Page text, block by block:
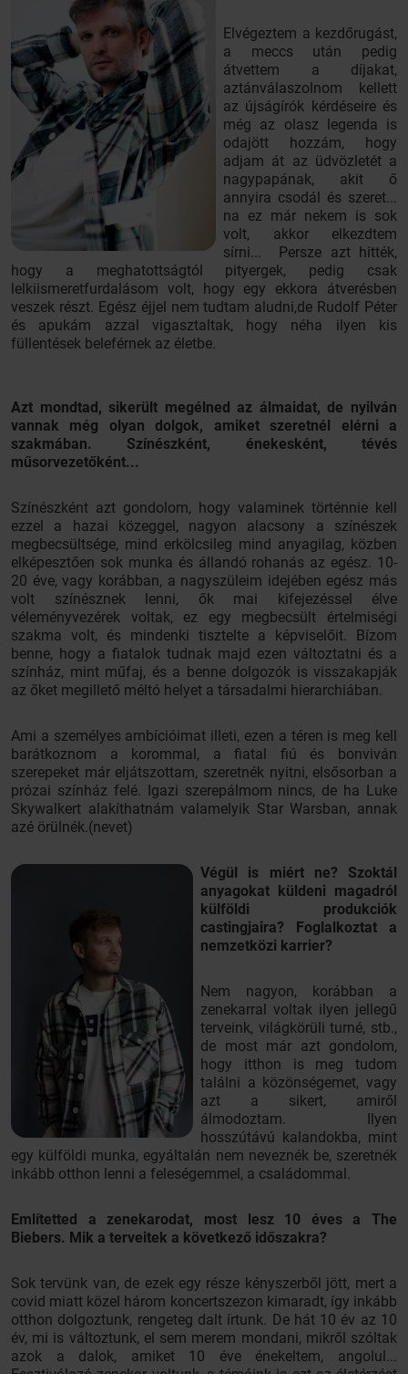
Elvégeztem a kezdőrugást,
a meccs után pedig
átvettem a díjakat,
aztánválaszolnom kellett
az újságírók kérdéseire és
még az olasz legenda is
odajött hozzám, hogy
adjam át az üdvözletét a
nagypapának, akit ő
annyira csodál és szeret...
na ez már nekem is sok
volt, akkor elkezdtem
sírni... Persze azt hitték,
hogy a meghatottságtól pityergek, pedig csak
lelkiismeretfurdalásom volt, hogy egy ekkora átverésben
veszek részt. Egész éjjel nem tudtam aludni,de Rudolf Péter
és apukám azzal vigasztaltak, hogy néha ilyen kis
füllentések beleférnek az életbe.
Azt mondtad, sikerült megélned az álmaidat, de nyilván
vannak még olyan dolgok, amiket szeretnél elérni a
szakmában. Színészként, énekesként, tévés
műsorvezetőként...
Színészként azt gondolom, hogy valaminek történnie kell
ezzel a hazai közeggel, nagyon alacsony a színészek
megbecsültsége, mind erkölcsileg mind anyagilag, közben
elképesztően sok munka és állandó rohanás az egész. 10-
20 éve, vagy korábban, a nagyszüleim idejében egész más
volt színésznek lenni, ők mai kifejezéssel élve
véleményvezérek voltak, ez egy megbecsült értelmiségi
szakma volt, és mindenki tisztelte a képviselőit. Bízom
benne, hogy a fiatalok tudnak majd ezen változtatni és a
színház, mint műfaj, és a benne dolgozók is visszakapják
az őket megillető méltó helyet a társadalmi hierarchiában.
Ami a személyes ambícióimat illeti, ezen a téren is meg kell
barátkoznom a korommal, a fiatal fiú és bonviván
szerepeket már eljátszottam, szeretnék nyitni, elsősorban a
prózai színház felé. Igazi szerepálmom nincs, de ha Luke
Skywalkert alakíthatnám valamelyik Star Warsban, annak
azé örülnék.(nevet)
Végül is miért ne? Szoktál
anyagokat küldeni magadról
külföldi produkciók
castingjaira? Foglalkoztat a
nemzetközi karrier?
Nem nagyon, korábban a
zenekarral voltak ilyen jellegű
terveink, világkörüli turné, stb.,
de most már azt gondolom,
hogy itthon is meg tudom
találni a közönségemet, vagy
azt a sikert, amiről
álmodoztam. Ilyen
hosszútávú kalandokba, mint
egy külföldi munka, egyáltalán nem neveznék be, szeretnék
inkább otthon lenni a feleségemmel, a családommal.
Említetted a zenekarodat, most lesz 10 éves a The
Biebers. Mik a terveitek a következő időszakra?
Sok tervünk van, de ezek egy része kényszerből jött, mert a
covid miatt közel három koncertszezon kimaradt, így inkább
otthon dolgoztunk, rengeteg dalt írtunk. De hát 10 év az 10
év, mi is változtunk, el sem merem mondani, mikről szóltak
azok a dalok, amiket 10 éve énekeltem, angolul...